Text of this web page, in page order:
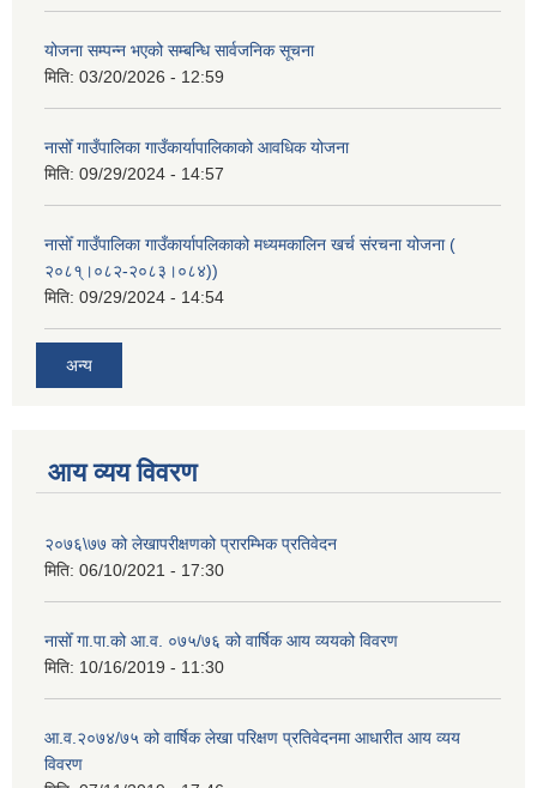
योजना सम्पन्न भएको सम्बन्धि सार्वजनिक सूचना
मिति: 03/20/2026 - 12:59
नासोँ गाउँपालिका गाउँकार्यापालिकाको आवधिक योजना
मिति: 09/29/2024 - 14:57
नासोँ गाउँपालिका गाउँकार्यापलिकाको मध्यमकालिन खर्च संरचना योजना (
२०८१्।०८२-२०८३।०८४))
मिति: 09/29/2024 - 14:54
अन्य
आय व्यय विवरण
२०७६\७७ को लेखापरीक्षणको प्रारम्भिक प्रतिवेदन
मिति: 06/10/2021 - 17:30
नासोँ गा.पा.को आ.व. ०७५/७६ को वार्षिक आय व्ययको विवरण
मिति: 10/16/2019 - 11:30
आ.व.२०७४/७५ को वार्षिक लेखा परिक्षण प्रतिवेदनमा आधारीत आय व्यय
विवरण